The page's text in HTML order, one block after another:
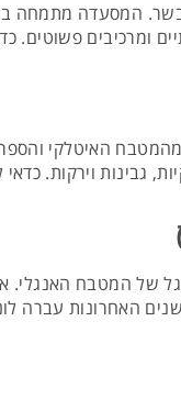
המסעדה מתמחה
לנסות מנות כמו סטייק
גבינות וירקות.
של המטבח
האחרונות עברה